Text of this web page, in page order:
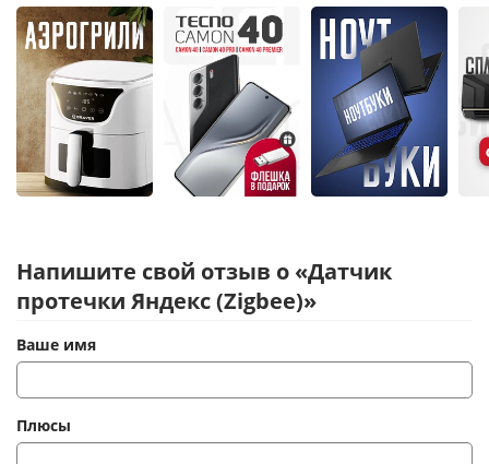
Напишите свой отзыв о «Датчик
протечки Яндекс (Zigbee)»
Ваше имя
Плюсы